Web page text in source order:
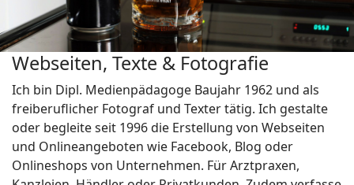
Webseiten, Texte & Fotografie
Ich bin Dipl. Medienpädagoge Baujahr 1962 und als
freiberuflicher Fotograf und Texter tätig. Ich gestalte
oder begleite seit 1996 die Erstellung von Webseiten
und Onlineangeboten wie Facebook, Blog oder
Onlineshops von Unternehmen. Für Arztpraxen,